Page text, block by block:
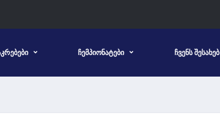
ᲩᲔᲛᲞᲘᲝᲜᲐᲢᲔᲑᲘ ᲩᲕᲔᲜᲡ ᲨᲔᲡᲐᲮᲔᲑ